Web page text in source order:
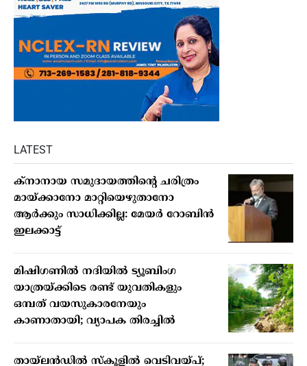
LATEST
ക്നാനായ സമുദായത്തിന്റെ ചരിത്രം
മായ്ക്കാനോ മാറ്റിയെഴുതാനോ
ആർക്കും സാധിക്കില്ല: മേയർ റോബിൻ
ഇലക്കാട്ട്
മിഷിഗണില്‍ നദിയില്‍ ട്യൂബിംഗ
യാത്രയ്ക്കിടെ രണ്ട് യുവതികളും
ഒമ്പത് വയസുകാരനേയും
കാണാതായി; വ്യാപക തിരച്ചില്‍
തായ്ലന്‍ഡില്‍ സ്‌കൂളില്‍ വെടിവയ്പ്;